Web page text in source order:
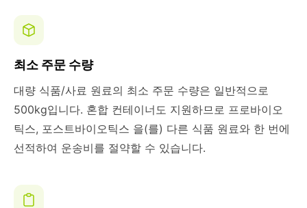
최소 주문 수량
대량 식품/사료 원료의 최소 주문 수량은 일반적으로
500kg입니다. 혼합 컨테이너도 지원하므로 프로바이오
틱스, 포스트바이오틱스 을(를) 다른 식품 원료와 한 번에
선적하여 운송비를 절약할 수 있습니다.